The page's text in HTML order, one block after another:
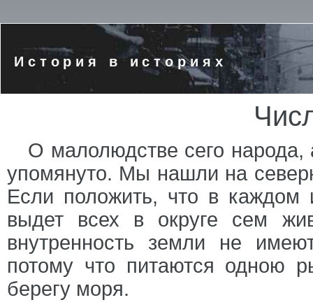
История в историях
О малолюдстве сего
упомянуто. Мы нашли на
Если положить, что в каждом
выдет всех в округе сем
внутренность земли не
потому что питаются одною
берегу моря.